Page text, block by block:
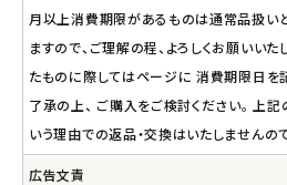
月以上消費期限があるものは通常品扱い
ますので、ご理解の程、よろしくお願いい
たものに際してはページに 消費期限日を
了承の上、 ご購入をご検討ください。 上
いう理由での返品・交換はいたしませんの
広告文責